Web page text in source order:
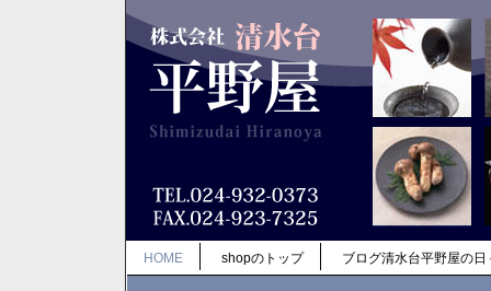
HOME shopのトップ ブログ清水台平野屋の日